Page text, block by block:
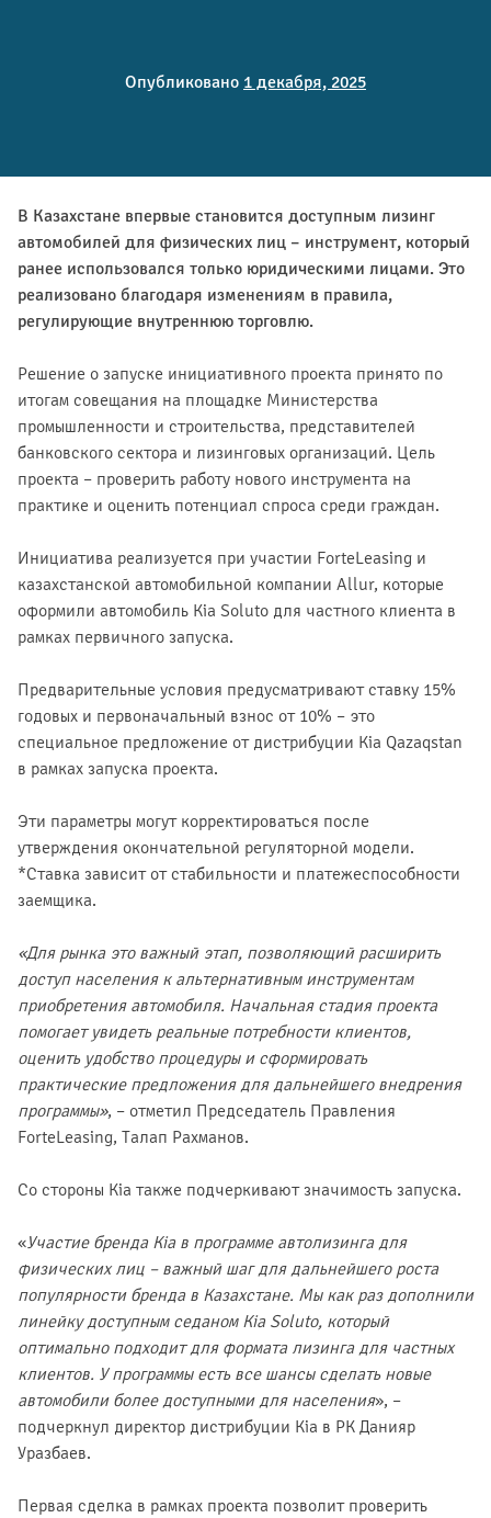
Опубликовано 1 декабря, 2025
В Казахстане впервые становится доступным лизинг
автомобилей для физических лиц – инструмент, который
ранее использовался только юридическими лицами. Это
реализовано благодаря изменениям в правила,
регулирующие внутреннюю торговлю.
Решение о запуске инициативного проекта принято по
итогам совещания на площадке Министерства
промышленности и строительства, представителей
банковского сектора и лизинговых организаций. Цель
проекта – проверить работу нового инструмента на
практике и оценить потенциал спроса среди граждан.
Инициатива реализуется при участии ForteLeasing и
казахстанской автомобильной компании Allur, которые
оформили автомобиль Kia Soluto для частного клиента в
рамках первичного запуска.
Предварительные условия предусматривают ставку 15%
годовых и первоначальный взнос от 10% – это
специальное предложение от дистрибуции Kia Qazaqstan
в рамках запуска проекта.
Эти параметры могут корректироваться после
утверждения окончательной регуляторной модели.
*Ставка зависит от стабильности и платежеспособности
заемщика.
«Для рынка это важный этап, позволяющий расширить
доступ населения к альтернативным инструментам
приобретения автомобиля. Начальная стадия проекта
помогает увидеть реальные потребности клиентов,
оценить удобство процедуры и сформировать
практические предложения для дальнейшего внедрения
программы», – отметил Председатель Правления
ForteLeasing, Талап Рахманов.
Со стороны Kia также подчеркивают значимость запуска.
«Участие бренда Kia в программе автолизинга для
физических лиц – важный шаг для дальнейшего роста
популярности бренда в Казахстане. Мы как раз дополнили
линейку доступным седаном Kia Soluto, который
оптимально подходит для формата лизинга для частных
клиентов. У программы есть все шансы сделать новые
автомобили более доступными для населения», –
подчеркнул директор дистрибуции Kia в РК Данияр
Уразбаев.
Первая сделка в рамках проекта позволит проверить